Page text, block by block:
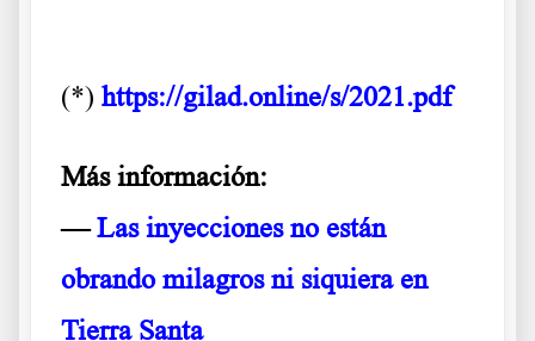
(*) https://gilad.online/s/2021.pdf
Más información:
— Las inyecciones no están
obrando milagros ni siquiera en
Tierra Santa